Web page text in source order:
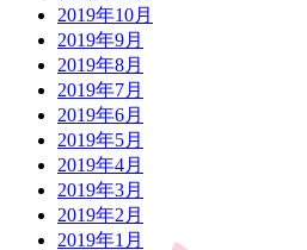
2019年10月
2019年9月
2019年8月
2019年7月
2019年6月
2019年5月
2019年4月
2019年3月
2019年2月
2019年1月